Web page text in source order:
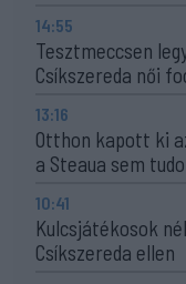
14:55
Tesztmeccsen
Csíkszereda női
13:16
Otthon kapott ki
a Steaua sem
10:41
Kulcsjátékosok
Csíkszereda ellen